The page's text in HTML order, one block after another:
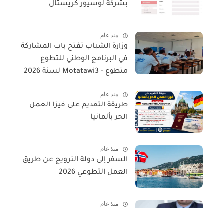
بشركة لوسيور كريستال
منذ عام
وزارة الشباب تفتح باب المشاركة
في البرنامج الوطني للتطوع
متطوع - Motatawi3 لسنة 2026
منذ عام
طريقة التقديم على فيزا العمل
الحر بألمانيا
منذ عام
السفر إلى دولة النرويج عن طريق
العمل التطوعي 2026
منذ عام